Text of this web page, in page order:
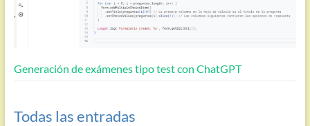
Generación de exámenes tipo test con ChatGPT
Todas las entradas